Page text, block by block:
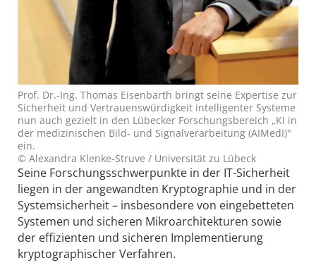
Prof. Dr.-Ing. Thomas Eisenbarth bringt seine Expertise zur
Sicherheit und Vertrauenswürdigkeit intelligenter Systeme
nun auch gezielt in den Lübecker Forschungsbereich „KI in
der medizinischen Bild- und Signalverarbeitung (AIMedI)"
ein.
© Alexandra Klenke-Struve / Universität zu Lübeck
Seine Forschungsschwerpunkte in der IT-Sicherheit
liegen in der angewandten Kryptographie und in der
Systemsicherheit – insbesondere von eingebetteten
Systemen und sicheren Mikroarchitekturen sowie
der effizienten und sicheren Implementierung
kryptographischer Verfahren.